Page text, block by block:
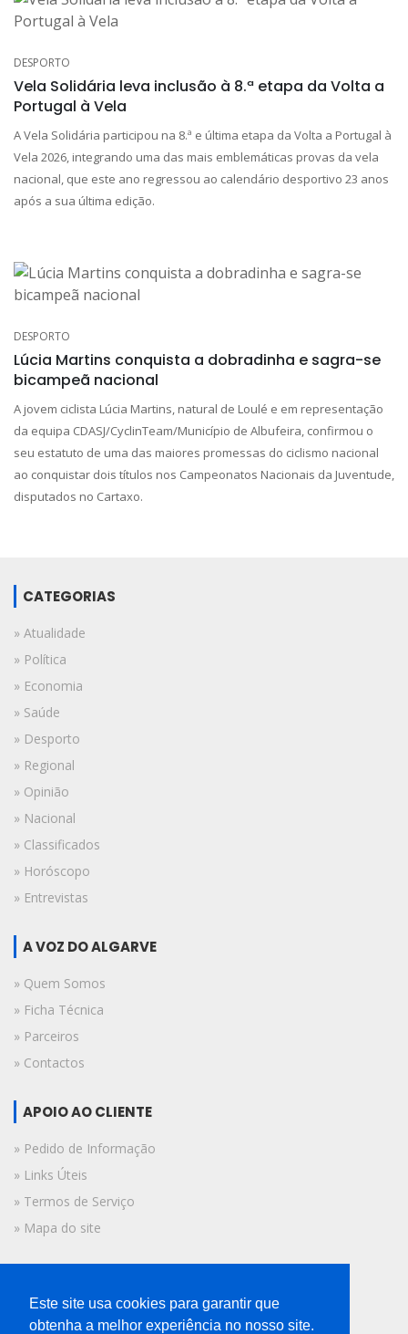
DESPORTO
Vela Solidária leva inclusão à 8.ª etapa da Volta a
Portugal à Vela
A Vela Solidária participou na 8.ª e última etapa da Volta a Portugal à
Vela 2026, integrando uma das mais emblemáticas provas da vela
nacional, que este ano regressou ao calendário desportivo 23 anos
após a sua última edição.
DESPORTO
Lúcia Martins conquista a dobradinha e sagra-se
bicampeã nacional
A jovem ciclista Lúcia Martins, natural de Loulé e em representação
da equipa CDASJ/CyclinTeam/Município de Albufeira, confirmou o
seu estatuto de uma das maiores promessas do ciclismo nacional
ao conquistar dois títulos nos Campeonatos Nacionais da Juventude,
disputados no Cartaxo.
CATEGORIAS
» Atualidade
» Política
» Economia
» Saúde
» Desporto
» Regional
» Opinião
» Nacional
» Classificados
» Horóscopo
» Entrevistas
A VOZ DO ALGARVE
» Quem Somos
» Ficha Técnica
» Parceiros
» Contactos
APOIO AO CLIENTE
» Pedido de Informação
» Links Úteis
» Termos de Serviço
» Mapa do site
© 2019 A Voz do Algarve.
Este site usa cookies para garantir que
obtenha a melhor experiência no nosso site.